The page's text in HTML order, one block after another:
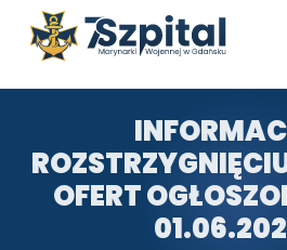
Przejdź do treści
Przejdź do stopki
OFERT